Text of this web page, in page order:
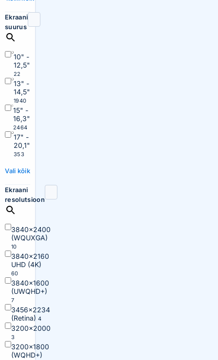
Ekraani
suurus
10" -
12,5"
22
13" -
14,5"
1940
15" -
16,3"
2464
17" -
20,1"
353
Vali kõik
Ekraani
resolutsioon
3840×2400
(WQUXGA)
10
3840×2160
UHD (4K)
60
3840×1600
(UWQHD+)
7
3456×2234
(Retina) 4
3200×2000
3
3200×1800
(WQHD+)